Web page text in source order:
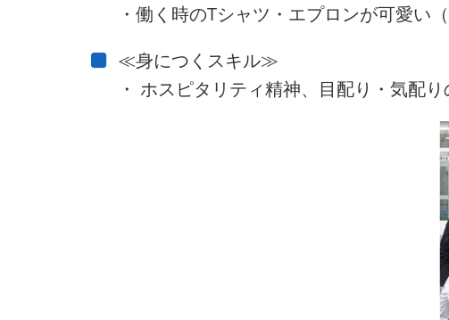
・働く時のTシャツ・エプロンが可愛い（
≪身につくスキル≫
・ ホスピタリティ精神、目配り・気配